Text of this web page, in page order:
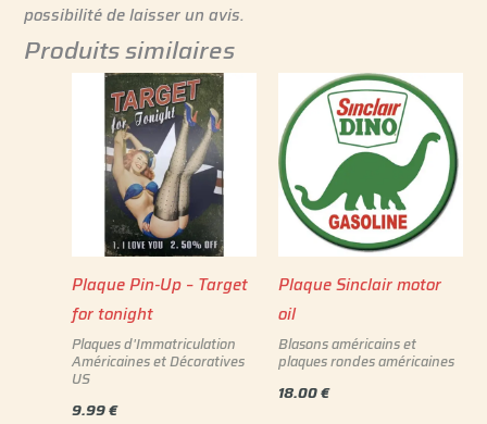
possibilité de laisser un avis.
Produits similaires
Plaque Pin-Up – Target
for tonight
Plaques d'Immatriculation
Américaines et Décoratives
US
9.99€
Plaque Sinclair motor
oil
Blasons américains et
plaques rondes américaines
18.00€